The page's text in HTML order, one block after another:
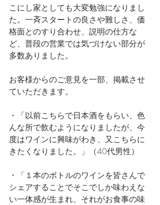
こにし家としても大変勉強になりまし
た。一斉スタートの良さや難しさ、価
格面とのすり合わせ、説明の仕方な
ど、普段の営業では気づけない部分が
多数ありました。
お客様からのご意見を一部、掲載させ
ていただきます。
・「以前こちらで日本酒をもらい、色
んな所で飲むようになりましたが、今
度はワインに興味がわき、又こちらに
きたくなりました。」（40代男性）
・「１本のボトルのワインを皆さんで
シェアすることでそこでしか味わえな
い一体感が生まれ、それがお食事の味